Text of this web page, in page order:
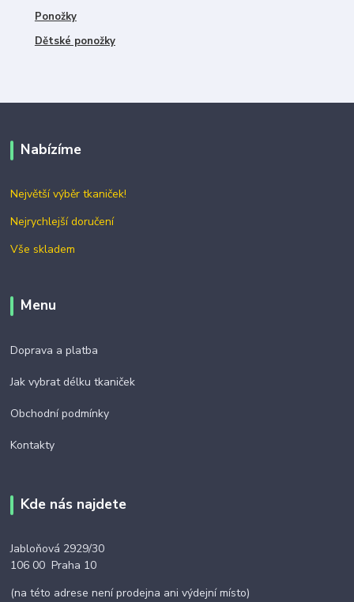
Ponožky
Dětské ponožky
Nabízíme
Největší výběr tkaniček!
Nejrychlejší doručení
Vše skladem
Menu
Doprava a platba
Jak vybrat délku tkaniček
Obchodní podmínky
Kontakty
Kde nás najdete
Jabloňová 2929/30
106 00 Praha 10
(na této adrese není prodejna ani výdejní místo)